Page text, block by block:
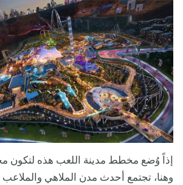
إذاً وُضع مخطط مدينة اللعب هذه لتكون
وهنا، تجتمع أحدث مدن الملاهي والملاعب